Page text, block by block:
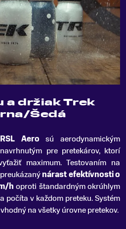
a držiak Trek
Šedá
Aero sú aerodynamickým
pre pretekárov, ktorí
maximum.Testovaním na
nárast efektívnosti o
h oproti štandardným okrúhlym
počíta v každom preteku. Systém
na všetky úrovne pretekov.